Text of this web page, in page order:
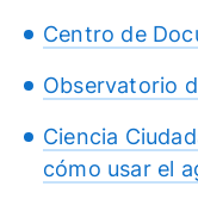
Centro de
Observatorio
Ciencia
cómo usar el